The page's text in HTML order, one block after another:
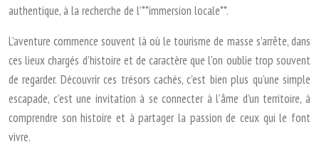
authentique, à la recherche de l’**immersion locale**.
L’aventure commence souvent là où le tourisme de masse s’arrête, dans
ces lieux chargés d’histoire et de caractère que l’on oublie trop souvent
de regarder. Découvrir ces trésors cachés, c’est bien plus qu’une simple
escapade, c’est une invitation à se connecter à l’âme d’un territoire, à
comprendre son histoire et à partager la passion de ceux qui le font
vivre.